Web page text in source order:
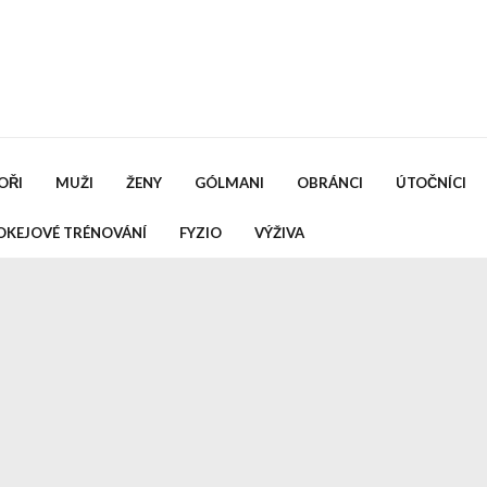
MUŽI ŽENY GÓLMANI OBRÁNCI ÚTOČNÍCI
TRÉNOVÁNÍ FYZIO VÝŽIVA